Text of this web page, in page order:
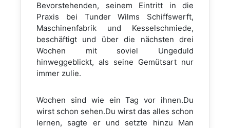
Bevorstehenden, seinem Eintritt in die
Praxis bei Tunder Wilms Schiffswerft,
Maschinenfabrik und Kesselschmiede,
beschäftigt und über die nächsten drei
Wochen mit soviel Ungeduld
hinweggeblickt, als seine Gemütsart nur
immer zulie.
Wochen sind wie ein Tag vor ihnen.Du
wirst schon sehen.Du wirst das alles schon
lernen, sagte er und setzte hinzu Man